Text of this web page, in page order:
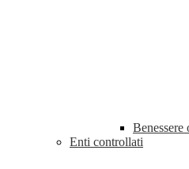
Benessere
Enti controllati